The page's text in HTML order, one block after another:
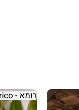
רומא - Cento storico